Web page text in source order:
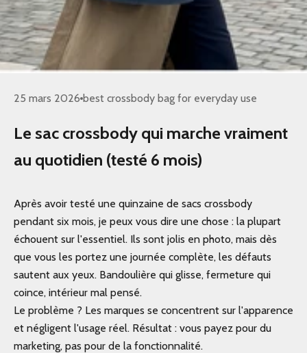
25 mars 2026 best crossbody bag for everyday use
Le sac crossbody qui marche vraiment
au quotidien (testé 6 mois)
Après avoir testé une quinzaine de sacs crossbody
pendant six mois, je peux vous dire une chose : la plupart
échouent sur l'essentiel. Ils sont jolis en photo, mais dès
que vous les portez une journée complète, les défauts
sautent aux yeux. Bandoulière qui glisse, fermeture qui
coince, intérieur mal pensé.
Le problème ? Les marques se concentrent sur l'apparence
et négligent l'usage réel. Résultat : vous payez pour du
marketing, pas pour de la fonctionnalité.